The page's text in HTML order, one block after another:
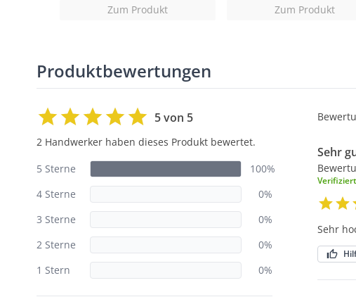
Zum Produkt Zum Produkt
Produktbewertungen
5 von 5
2 Handwerker haben dieses Produkt bewertet.
5 Sterne
100%
4 Sterne
0%
3 Sterne
0%
2 Sterne
0%
1 Stern
0%
Sehr
Sehr